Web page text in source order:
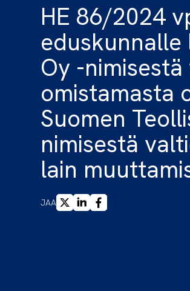
HE 86/2024
eduskunnalle
Oy -
omistamasta
Suomen
nimisestä
lain
JAAX LINKEDINFACEBOOK